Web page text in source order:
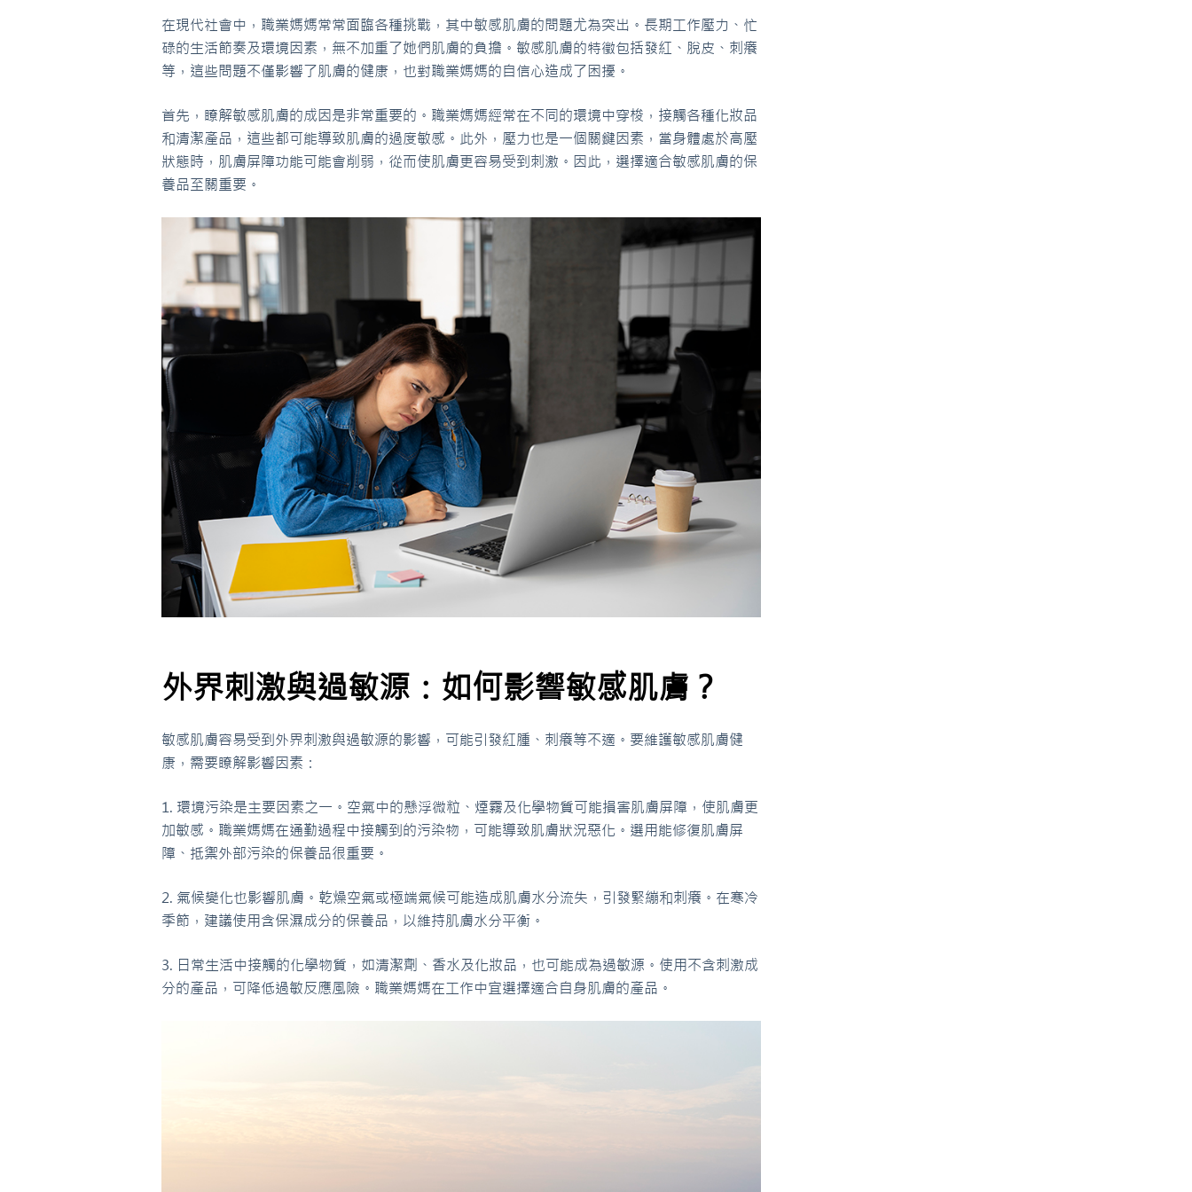
在現代社會中，職業媽媽常常面臨各種挑戰，其中敏感肌膚的問題尤為突出。長期工作壓力、忙
碌的生活節奏及環境因素，無不加重了她們肌膚的負擔。敏感肌膚的特徵包括發紅、脫皮、刺癢
等，這些問題不僅影響了肌膚的健康，也對職業媽媽的自信心造成了困擾。
首先，瞭解敏感肌膚的成因是非常重要的。職業媽媽經常在不同的環境中穿梭，接觸各種化妝品
和清潔產品，這些都可能導致肌膚的過度敏感。此外，壓力也是一個關鍵因素，當身體處於高壓
狀態時，肌膚屏障功能可能會削弱，從而使肌膚更容易受到刺激。因此，選擇適合敏感肌膚的保
養品至關重要。
外界刺激與過敏源：如何影響敏感肌膚？
敏感肌膚容易受到外界刺激與過敏源的影響，可能引發紅腫、刺癢等不適。要維護敏感肌膚健
康，需要瞭解影響因素：
1. 環境污染是主要因素之一。空氣中的懸浮微粒、煙霧及化學物質可能損害肌膚屏障，使肌膚更
加敏感。職業媽媽在通勤過程中接觸到的污染物，可能導致肌膚狀況惡化。選用能修復肌膚屏
障、抵禦外部污染的保養品很重要。
2. 氣候變化也影響肌膚。乾燥空氣或極端氣候可能造成肌膚水分流失，引發緊繃和刺癢。在寒冷
季節，建議使用含保濕成分的保養品，以維持肌膚水分平衡。
3. 日常生活中接觸的化學物質，如清潔劑、香水及化妝品，也可能成為過敏源。使用不含刺激成
分的產品，可降低過敏反應風險。職業媽媽在工作中宜選擇適合自身肌膚的產品。